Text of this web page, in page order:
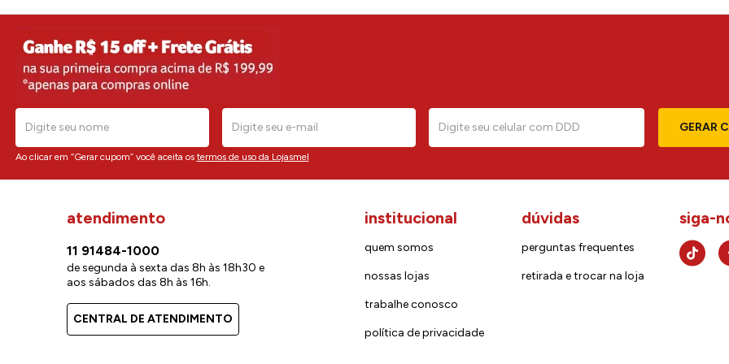
GERAR
Ao clicar em “Gerar cupom” você aceita os termos de uso da Lojasmel
atendimento
11 91484-1000
de segunda à sexta das 8h às 18h30 e
aos sábados das 8h às 16h.
CENTRAL DE ATENDIMENTO
institucional
quem somos
nossas lojas
trabalhe conosco
política de privacidade
dúvidas
perguntas frequentes
retirada e trocar na loja
siga-